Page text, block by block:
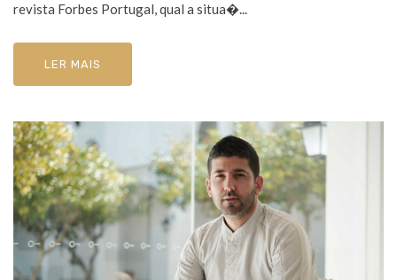
revista Forbes Portugal, qual a situa�...
LER MAIS